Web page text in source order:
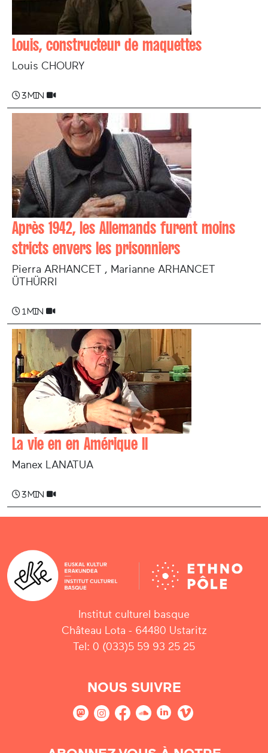
Louis, constructeur de maquettes
Louis CHOURY
3 min
Après 1942, les Allemands furent moins
stricts envers les prisonniers
Pierra ARHANCET , Marianne ARHANCET
ÜTHÜRRI
1 min
La vie en en Amérique II
Manex LANATUA
3 min
Institut culturel basque
Château Lota - 64480 Ustaritz
Tel: 0 (033)5 59 93 25 25
NOUS SUIVRE